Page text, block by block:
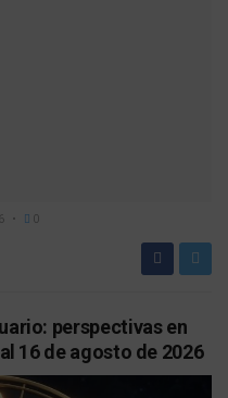
0
perspectivas en
16 de agosto de 2026